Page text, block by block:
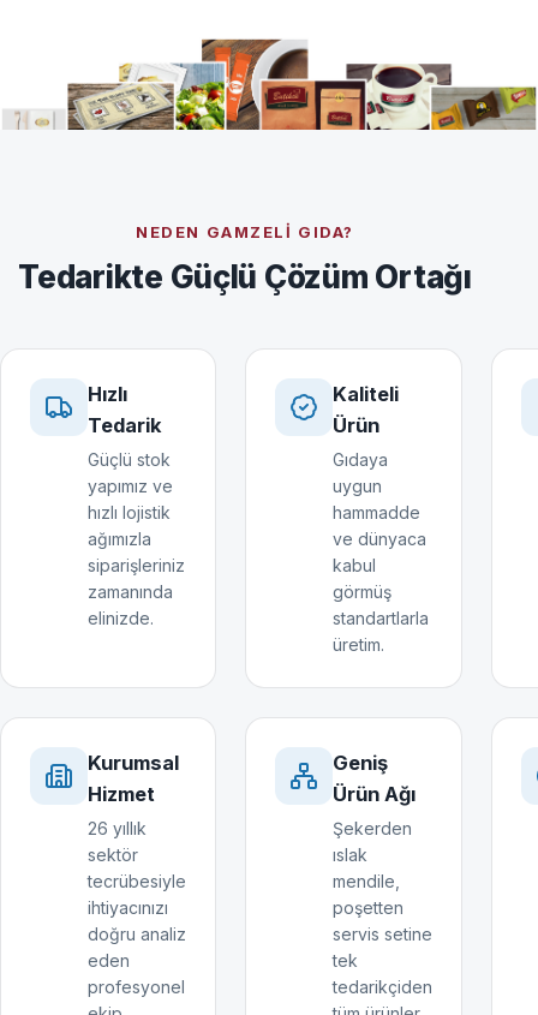
NEDEN GAMZELI GIDA?
Tedarikte Güçlü Çözüm Ortağı
Hızlı
Tedarik
Güçlü stok
yapımız ve
hızlı lojistik
ağımızla
siparişleriniz
zamanında
elinizde.
Kaliteli
Ürün
Gıdaya
uygun
hammadde
ve dünyaca
kabul
görmüş
standartlarla
üretim.
Kurumsal
Hizmet
26 yıllık
sektör
tecrübesiyle
ihtiyacınızı
doğru analiz
eden
profesyonel
Geniş
Ürün Ağı
Şekerden
ıslak
mendile,
poşetten
servis setine
tek
tedarikçiden